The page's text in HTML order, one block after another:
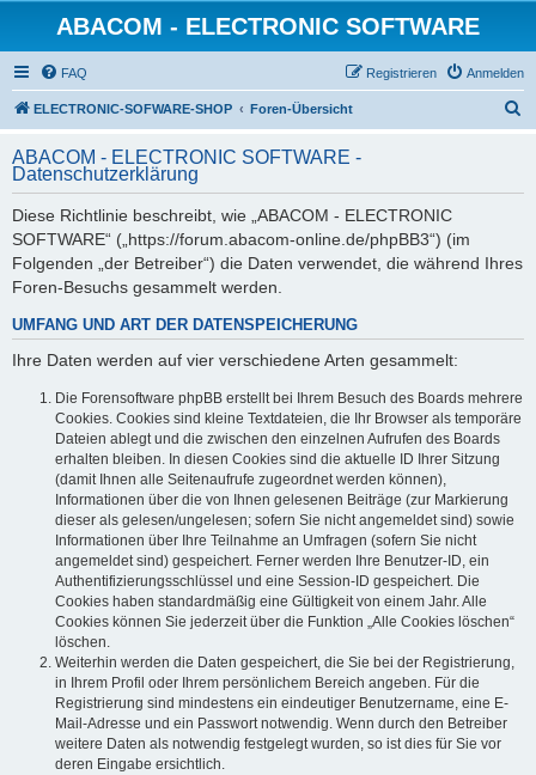
ABACOM - ELECTRONIC SOFTWARE
FAQ Anmelden
Registrieren
ELECTRONIC-SOFWARE-SHOP Foren-Übersicht
h
ABACOM - ELECTRONIC SOFTWARE -
Datenschutzerklärung
Diese Richtlinie beschreibt, wie „ABACOM - ELECTRONIC
SOFTWARE“ („https://forum.abacom-online.de/phpBB3“) (im
Folgenden „der Betreiber“) die Daten verwendet, die während Ihres
Foren-Besuchs gesammelt werden.
UMFANG UND ART DER DATENSPEICHERUNG
Ihre Daten werden auf vier verschiedene Arten gesammelt:
Die Forensoftware phpBB erstellt bei Ihrem Besuch des Boards mehrere
Cookies. Cookies sind kleine Textdateien, die Ihr Browser als temporäre
Dateien ablegt und die zwischen den einzelnen Aufrufen des Boards
erhalten bleiben. In diesen Cookies sind die aktuelle ID Ihrer Sitzung
(damit Ihnen alle Seitenaufrufe zugeordnet werden können),
Informationen über die von Ihnen gelesenen Beiträge (zur Markierung
dieser als gelesen/ungelesen; sofern Sie nicht angemeldet sind) sowie
Informationen über Ihre Teilnahme an Umfragen (sofern Sie nicht
angemeldet sind) gespeichert. Ferner werden Ihre Benutzer-ID, ein
Authentifizierungsschlüssel und eine Session-ID gespeichert. Die
Cookies haben standardmäßig eine Gültigkeit von einem Jahr. Alle
Cookies können Sie jederzeit über die Funktion „Alle Cookies löschen“
löschen.
Weiterhin werden die Daten gespeichert, die Sie bei der Registrierung,
in Ihrem Profil oder Ihrem persönlichem Bereich angeben. Für die
Registrierung sind mindestens ein eindeutiger Benutzername, eine E-
Mail-Adresse und ein Passwort notwendig. Wenn durch den Betreiber
weitere Daten als notwendig festgelegt wurden, so ist dies für Sie vor
deren Eingabe ersichtlich.